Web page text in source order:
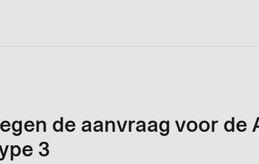
de aanvraag voor de
3